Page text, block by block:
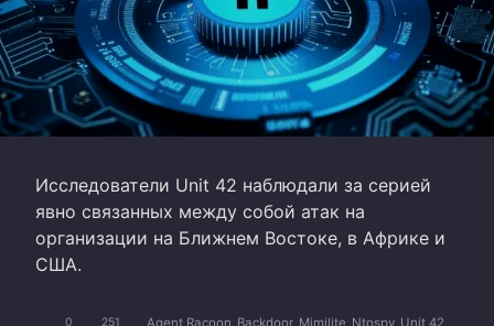
Исследователи Unit 42 наблюдали за серией
явно связанных между собой атак на
организации на Ближнем Востоке, в Африке и
США.
0 251 Agent Racoon Backdoor Mimilite Ntospy Unit 42